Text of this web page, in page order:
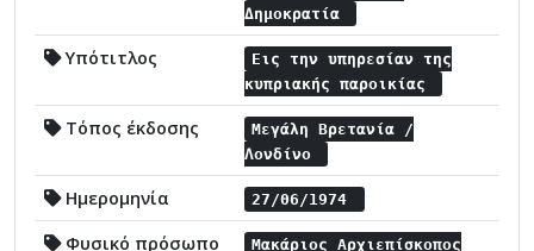
Δημοκρατία
Υπότιτλος
Εις την υπηρεσίαν της
κυπριακής παροικίας
Τόπος έκδοσης
Μεγάλη Βρετανία /
Λονδίνο
Ημερομηνία 27/06/1974
Φυσικό πρόσωπο
Μακάριος Αρχιεπίσκοπος